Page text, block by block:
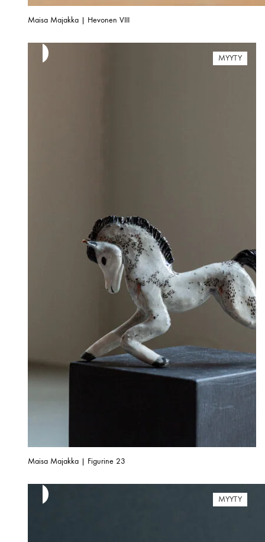
Maisa Majakka | Hevonen VIII
MYYTY
Maisa Majakka | Figurine 23
MYYTY